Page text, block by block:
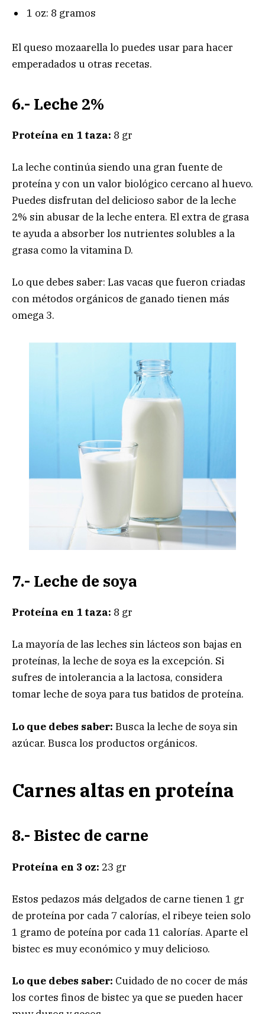
1 oz: 8 gramos
El queso mozaarella lo puedes usar para hacer
emperadados u otras recetas.
6.- Leche 2%
Proteína en 1 taza: 8 gr
La leche continúa siendo una gran fuente de
proteína y con un valor biológico cercano al huevo.
Puedes disfrutan del delicioso sabor de la leche
2% sin abusar de la leche entera. El extra de grasa
te ayuda a absorber los nutrientes solubles a la
grasa como la vitamina D.
Lo que debes saber: Las vacas que fueron criadas
con métodos orgánicos de ganado tienen más
omega 3.
7.- Leche de soya
Proteína en 1 taza: 8 gr
La mayoría de las leches sin lácteos son bajas en
proteínas, la leche de soya es la excepción. Si
sufres de intolerancia a la lactosa, considera
tomar leche de soya para tus batidos de proteína.
Lo que debes saber: Busca la leche de soya sin
azúcar. Busca los productos orgánicos.
Carnes altas en proteína
8.- Bistec de carne
Proteína en 3 oz: 23 gr
Estos pedazos más delgados de carne tienen 1 gr
de proteína por cada 7 calorías, el ribeye teien solo
1 gramo de poteína por cada 11 calorías. Aparte el
bistec es muy económico y muy delicioso.
Lo que debes saber: Cuidado de no cocer de más
los cortes finos de bistec ya que se pueden hacer